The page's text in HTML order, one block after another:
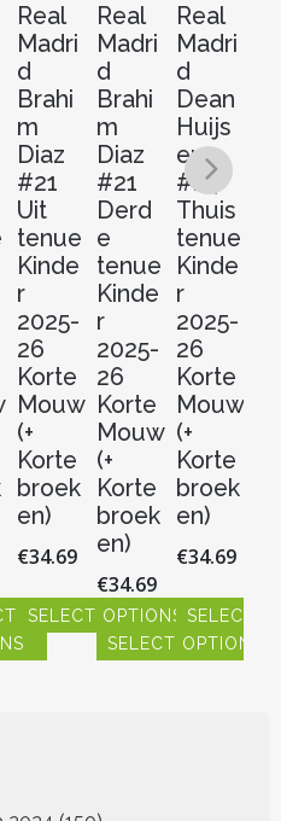
OPTIONS
Real
Madri
d
Brahi
m
Diaz
#21
Uit
tenue
Kinde
r
2025-
26
Korte
Mouw
(+
Korte
broek
en)
€34.69
SELECT OPTIONS
Dit
Real
Madri
d
Brahi
m
Diaz
#21
Derd
e
tenue
Kinde
r
2025-
26
Korte
Mouw
(+
Korte
broek
en)
€34.69
SELECT OPTIONS
Real
Madri
d
Dean
Huijs
en
#24
Thuis
tenue
Kinde
r
2025-
26
Korte
Mouw
(+
Korte
broek
en)
€34.69
SELECT
Dit